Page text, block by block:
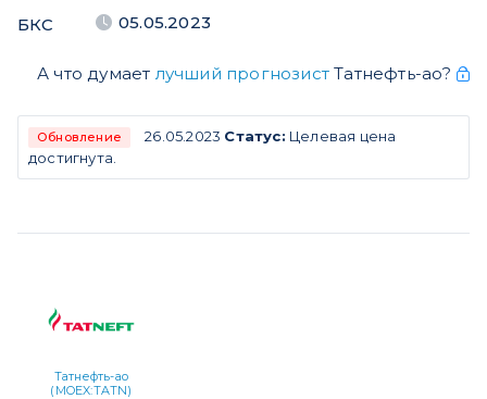
БКС 05.05.2023
А что думает лучший прогнозистТатнефть-ао?
Обновление 26.05.2023 Статус: Целевая цена
достигнута.
Татнефть-ао
(MOEX:TATN)